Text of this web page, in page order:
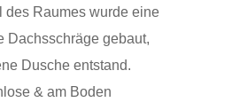
des Raumes wurde eine
Dachsschräge gebaut,
Dusche entstand.
& am Boden